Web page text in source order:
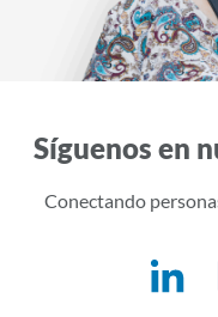
Síguenos en
Conectando
Enlaces redes socialesIr a